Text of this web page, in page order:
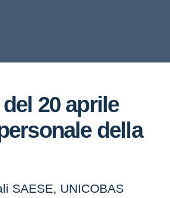
20 aprile
della
SAESE, UNICOBAS